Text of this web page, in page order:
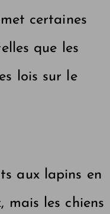
certaines
que les
lois sur le
aux lapins en
mais les chiens